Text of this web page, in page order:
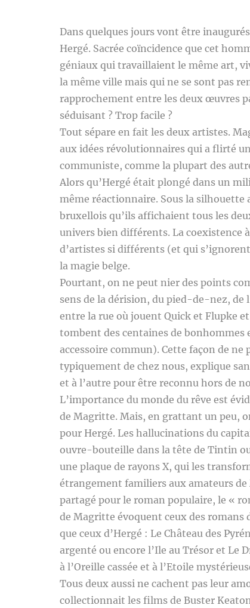
Dans quelques jours vont être
Hergé. Sacrée coïncidence que cet
géniaux qui travaillaient le même art,
la même ville mais qui ne se sont pas
rapprochement entre les deux œuvres
séduisant ? Trop facile ?
Tout sépare en fait les deux artistes.
aux idées révolutionnaires qui a flirté
communiste, comme la plupart des
Alors qu’Hergé était plongé dans un
même réactionnaire. Sous la silhouette
bruxellois qu’ils affichaient tous les
univers bien différents. La coexistence
d’artistes si différents (et qui
la magie belge.
Pourtant, on ne peut nier des points
sens de la dérision, du pied-de-nez, de
entre la rue où jouent Quick et Flupke
tombent des centaines de bonhommes
accessoire commun). Cette façon de ne
typiquement de chez nous, explique
et à l’autre pour être reconnu hors de
L’importance du monde du rêve est
de Magritte. Mais, en grattant un peu,
pour Hergé. Les hallucinations du
ouvre-bouteille dans la tête de Tintin
une plaque de rayons X, qui les
étrangement familiers aux amateurs
partagé pour le roman populaire, le «
de Magritte évoquent ceux des romans
que ceux d’Hergé : Le Château des
argenté ou encore l’Ile au Trésor et Le
à l’Oreille cassée et à l’Etoile
Tous deux aussi ne cachent pas leur
collectionnait les films de Buster